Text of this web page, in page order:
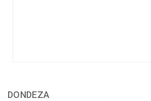
DONDEZA